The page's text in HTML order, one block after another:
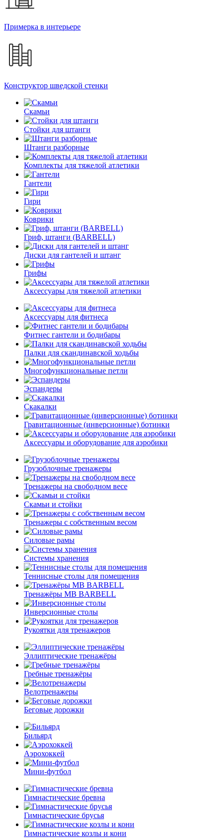
Примерка в интерьере
Конструктор шведской стенки
Скамьи
Стойки для штанги
Штанги разборные
Комплекты для тяжелой атлетики
Гантели
Гири
Коврики
Гриф, штанги (BARBELL)
Диски для гантелей и штанг
Грифы
Аксессуары для тяжелой атлетики
Аксессуары для фитнеса
Фитнес гантели и бодибары
Палки для скандинавской ходьбы
Многофункциональные петли
Эспандеры
Скакалки
Гравитационные (инверсионные) ботинки
Аксессуары и оборудование для аэробики
Грузоблочные тренажеры
Тренажеры на свободном весе
Скамьи и стойки
Тренажеры с собственным весом
Силовые рамы
Системы хранения
Теннисные столы для помещения
Тренажёры MB BARBELL
Инверсионные столы
Рукоятки для тренажеров
Эллиптические тренажёры
Гребные тренажёры
Велотренажеры
Беговые дорожки
Бильярд
Аэрохоккей
Мини-футбол
Гимнастические бревна
Гимнастические брусья
Гимнастические козлы и кони